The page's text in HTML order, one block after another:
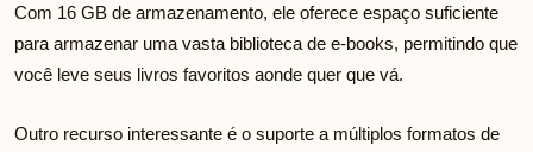
Com 16 GB de armazenamento, ele oferece espaço suficiente
para armazenar uma vasta biblioteca de e-books, permitindo que
você leve seus livros favoritos aonde quer que vá.
Outro recurso interessante é o suporte a múltiplos formatos de